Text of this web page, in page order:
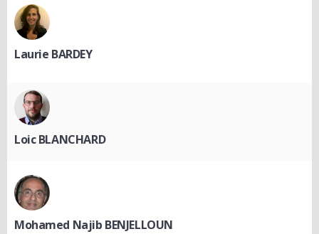
Laurie BARDEY
Loic BLANCHARD
Mohamed Najib BENJELLOUN